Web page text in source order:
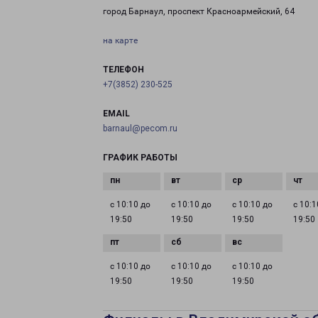
город Барнаул, проспект Красноармейский, 64
на карте
ТЕЛЕФОН
+7(3852) 230-525
EMAIL
barnaul@pecom.ru
ГРАФИК РАБОТЫ
с 10:10 до
19:50
с 10:10 до
19:50
с 10:10 до
19:50
с
19:50
с 10:10 до
19:50
с 10:10 до
19:50
с 10:10 до
19:50